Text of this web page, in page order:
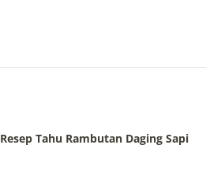
Resep Tahu Rambutan Daging Sapi